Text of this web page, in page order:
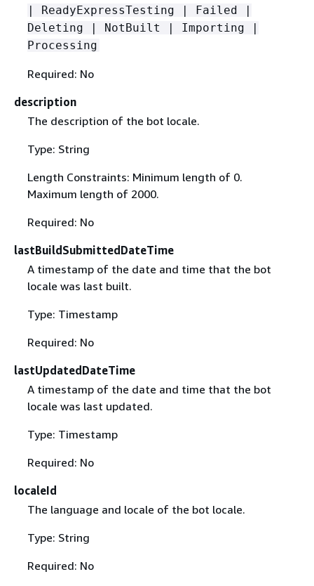
| ReadyExpressTesting | Failed |
Deleting | NotBuilt | Importing |
Processing
Required: No
description
The description of the bot locale.
Type: String
Length Constraints: Minimum length of 0.
Maximum length of 2000.
Required: No
lastBuildSubmittedDateTime
A timestamp of the date and time that the bot
locale was last built.
Type: Timestamp
Required: No
lastUpdatedDateTime
A timestamp of the date and time that the bot
locale was last updated.
Type: Timestamp
Required: No
localeId
The language and locale of the bot locale.
Type: String
Required: No